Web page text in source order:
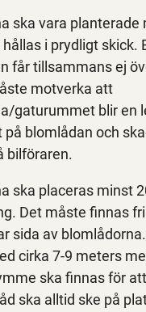
ska vara planterade
i prydligt skick.
får tillsammans ej
motverka att
gaturummet blir en
på blomlådan och
bilföraren.
ska placeras minst
Det måste finnas
sida av
cirka 7-9 meters
ska finnas för
ska alltid ske på